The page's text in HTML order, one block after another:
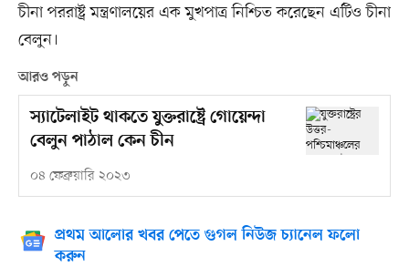
চীনা পররাষ্ট্র মন্ত্রণালয়ের এক মুখপাত্র নিশ্চিত করেছেন এটিও চীনা
বেলুন।
আরও পড়ুন
স্যাটেলাইট থাকতে যুক্তরাষ্ট্রে গোয়েন্দা
বেলুন পাঠাল কেন চীন
০৪ ফেব্রুয়ারি ২০২৩
প্রথম আলোর খবর পেতে গুগল নিউজ চ্যানেল ফলো
করুন